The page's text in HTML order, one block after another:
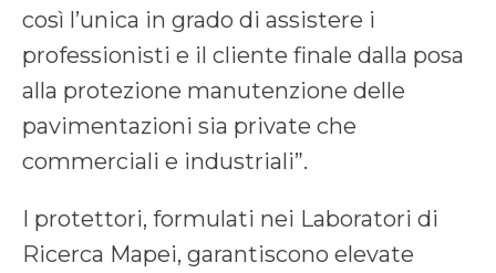
così l’unica in grado di assistere i
professionisti e il cliente finale dalla posa
alla protezione manutenzione delle
pavimentazioni sia private che
commerciali e industriali”.
I protettori, formulati nei Laboratori di
Ricerca Mapei, garantiscono elevate